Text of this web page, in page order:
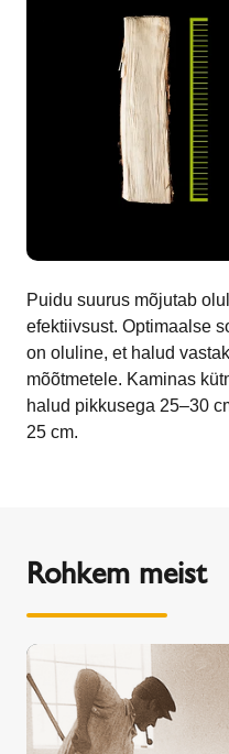
Puidu suurus mõjutab
efektiivsust. Optimaalse
on oluline, et halud
mõõtmetele. Kaminas
halud pikkusega 25–30
25 cm.
Rohkem meist